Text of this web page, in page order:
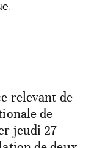
relevant de
de
jeudi 27